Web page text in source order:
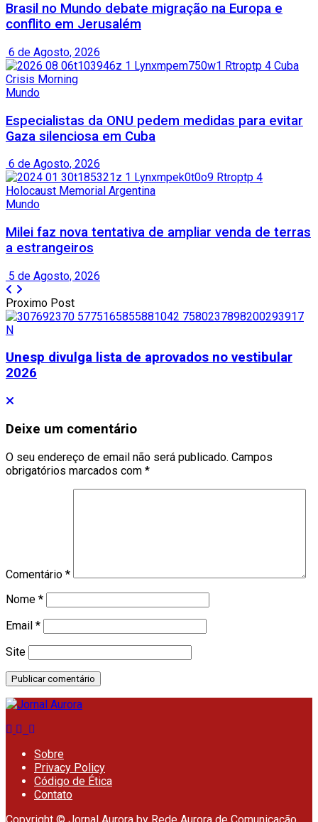
Brasil no Mundo debate migração na Europa e
conflito em Jerusalém
6 de Agosto, 2026
Mundo
Especialistas da ONU pedem medidas para evitar
Gaza silenciosa em Cuba
6 de Agosto, 2026
Mundo
Milei faz nova tentativa de ampliar venda de terras
a estrangeiros
5 de Agosto, 2026
Proximo Post
Unesp divulga lista de aprovados no vestibular
2026
Deixe um comentário
O seu endereço de email não será publicado. Campos
obrigatórios marcados com *
Comentário *
Nome *
Email *
Site
Sobre
Privacy Policy
Código de Ética
Contato
Copyright © Jornal Aurora by Rede Aurora de Comunicação.